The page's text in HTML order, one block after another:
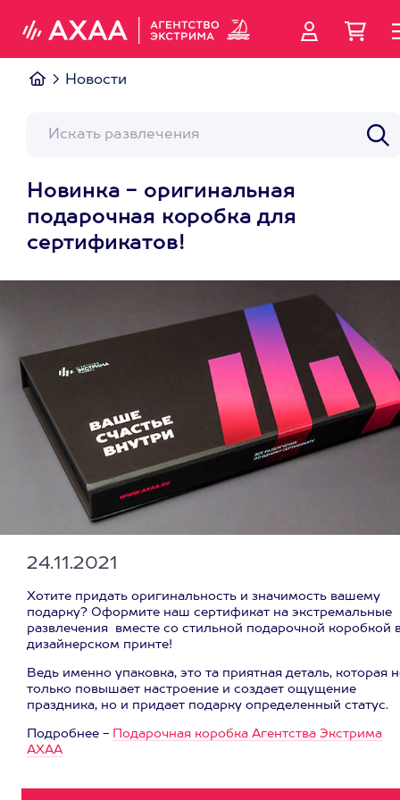
Новости
Новинка - оригинальная
подарочная коробка для
сертификатов!
24.11.2021
Хотите придать оригинальность и значимость вашему
подарку? Оформите наш сертификат на экстремальные
развлечения вместе со стильной подарочной коробкой
дизайнерском принте!
Ведь именно упаковка, это та приятная деталь, которая
только повышает настроение и создает ощущение
праздника, но и придает подарку определенный статус.
Подробнее - Подарочная коробка Агентства Экстрима
АХАА